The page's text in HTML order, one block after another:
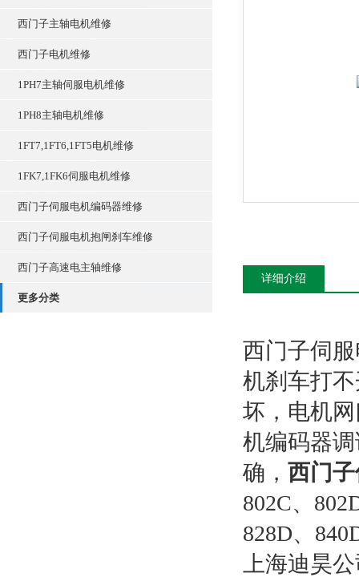
西门子主轴电机维修
西门子电机维修
1PH7主轴伺服电机维修
1PH8主轴电机维修
1FT7,1FT6,1FT5电机维修
1FK7,1FK6伺服电机维修
西门子伺服电机编码器维修
西门子伺服电机抱闸刹车维修
西门子高速电主轴维修
更多分类
详细介绍
西门子伺
机刹车打
坏，电机
机编码器
确， 西门
802C、
828D、
上海迪昊